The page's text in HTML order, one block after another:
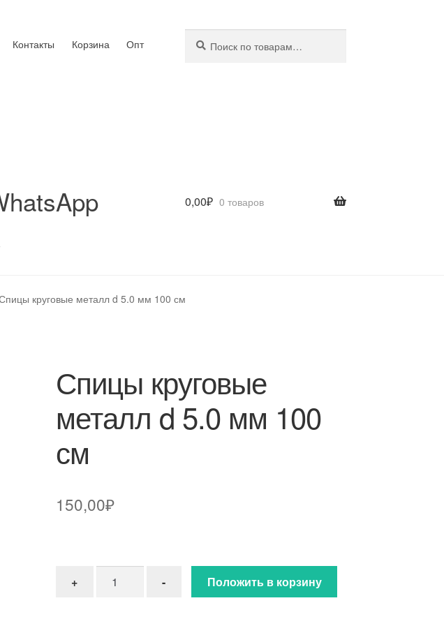
Контакты Корзина Опт
0,00₽ 0 товаров
круговые металл d 5.0 мм 100 см
Спицы круговые
металл d 5.0 мм 100
см
150,00₽
+ Количество товара Спицы круговые металл d 5.0 мм 100 см
- Положить в корзину